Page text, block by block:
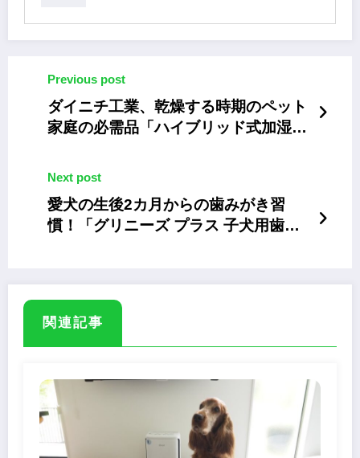
Previous post
ダイニチ工業、乾燥する時期のペット
家庭の必需品「ハイブリッド式加湿
Next post
愛犬の生後2カ月からの歯みがき習
慣！「グリニーズ プラス 子犬用歯み
関連記事